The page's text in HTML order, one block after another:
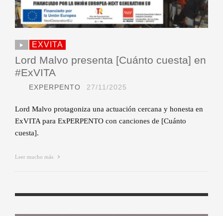
EXVITA
Lord Malvo presenta [Cuánto cuesta] en
#ExVITA
EXPERPENTO 27/11/2025
Lord Malvo protagoniza una actuación cercana y honesta en
ExVITA para ExPERPENTO con canciones de [Cuánto
cuesta].
Leer mucho más